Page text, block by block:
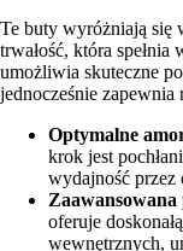
Te buty wyróżniają się
trwałość, która
umożliwia skuteczne
jednocześnie zapewnia
Optymalne
krok jest
wydajność przez
Zaawansowana
oferuje
wewnętrznych,